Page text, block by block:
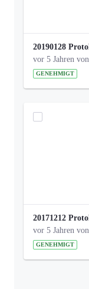
GENEHMIGT
GENEHMIGT